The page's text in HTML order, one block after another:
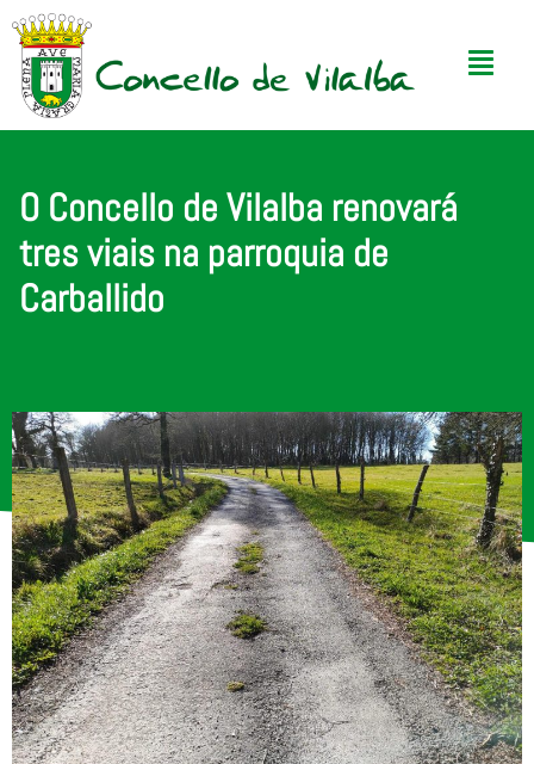
O Concello de Vilalba renovará
tres viais na parroquia de
Carballido